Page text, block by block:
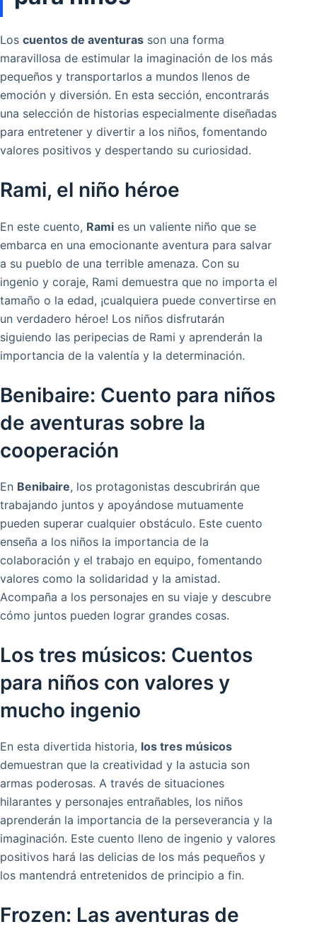
Los cuentos de aventuras son una forma
maravillosa de estimular la imaginación de los más
pequeños y transportarlos a mundos llenos de
emoción y diversión. En esta sección, encontrarás
una selección de historias especialmente diseñadas
para entretener y divertir a los niños, fomentando
valores positivos y despertando su curiosidad.
Rami, el niño héroe
En este cuento, Rami es un valiente niño que se
embarca en una emocionante aventura para salvar
a su pueblo de una terrible amenaza. Con su
ingenio y coraje, Rami demuestra que no importa el
tamaño o la edad, ¡cualquiera puede convertirse en
un verdadero héroe! Los niños disfrutarán
siguiendo las peripecias de Rami y aprenderán la
importancia de la valentía y la determinación.
Benibaire: Cuento para niños
de aventuras sobre la
cooperación
En Benibaire, los protagonistas descubrirán que
trabajando juntos y apoyándose mutuamente
pueden superar cualquier obstáculo. Este cuento
enseña a los niños la importancia de la
colaboración y el trabajo en equipo, fomentando
valores como la solidaridad y la amistad.
Acompaña a los personajes en su viaje y descubre
cómo juntos pueden lograr grandes cosas.
Los tres músicos: Cuentos
para niños con valores y
mucho ingenio
En esta divertida historia, los tres músicos
demuestran que la creatividad y la astucia son
armas poderosas. A través de situaciones
hilarantes y personajes entrañables, los niños
aprenderán la importancia de la perseverancia y la
imaginación. Este cuento lleno de ingenio y valores
positivos hará las delicias de los más pequeños y
los mantendrá entretenidos de principio a fin.
Frozen: Las aventuras de